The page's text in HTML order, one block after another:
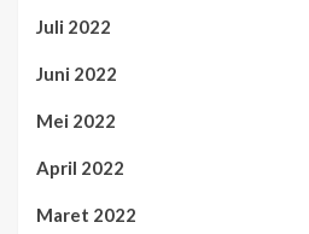
Juli 2022
Juni 2022
Mei 2022
April 2022
Maret 2022